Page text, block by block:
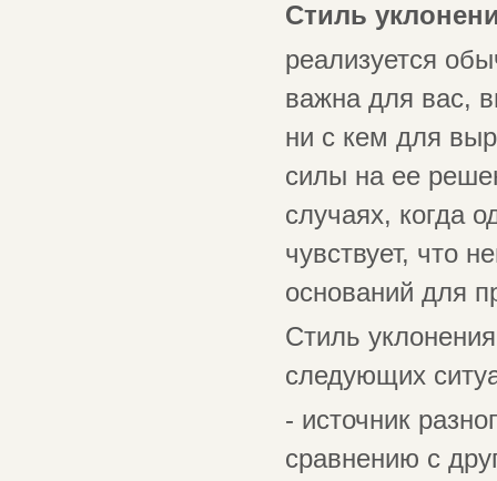
Стиль
реализуется
важна для вас,
ни с кем для
силы на ее
случаях, когда
чувствует, что
оснований для
Стиль
следующих
- источник
сравнению с